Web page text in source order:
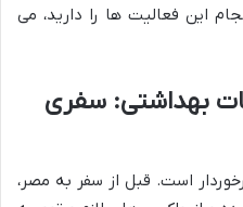
این فعالیت ها را دارید، می
بهداشتی: سفری
است. قبل از سفر به مصر،